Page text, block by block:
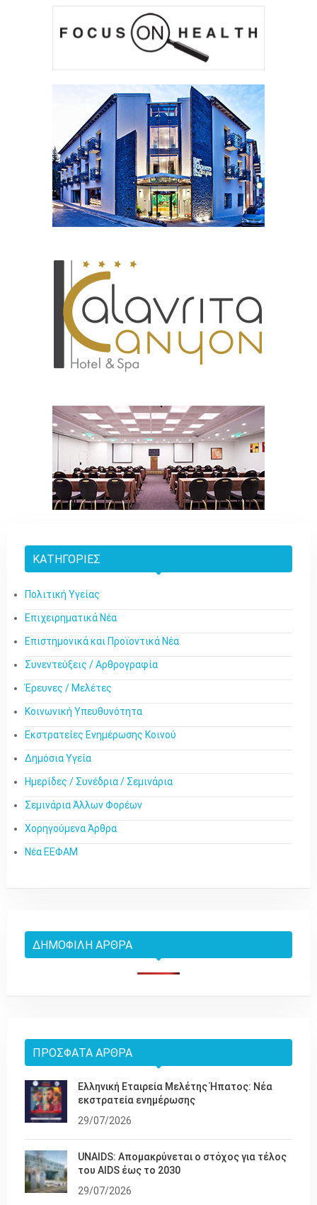
ΚΑΤΗΓΟΡΊΕΣ
Πολιτική Υγείας
Επιχειρηματικά Νέα
Επιστημονικά και Προϊοντικά Νέα
Συνεντεύξεις / Αρθρογραφία
Έρευνες / Μελέτες
Κοινωνική Υπευθυνότητα
Εκστρατείες Ενημέρωσης Κοινού
Δημόσια Υγεία
Ημερίδες / Συνέδρια / Σεμινάρια
Σεμινάρια Άλλων Φορέων
Χορηγούμενα Άρθρα
Νέα ΕΕΦΑΜ
ΔΗΜΟΦΙΛΉ ΆΡΘΡΑ
ΠΡΌΣΦΑΤΑ ΆΡΘΡΑ
Ελληνική Εταιρεία Μελέτης Ήπατος: Νέα
εκστρατεία ενημέρωσης
29/07/2026
UNAIDS: Απομακρύνεται ο στόχος για τέλος
του AIDS έως το 2030
29/07/2026